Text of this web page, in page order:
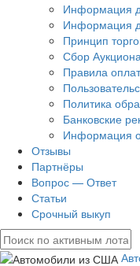
Информация
Информация
Принцип
Сбор
Правила
Политика
Банковские
Информация
Отзывы
Партнёры
Вопрос — Ответ
Статьи
Срочный выкуп